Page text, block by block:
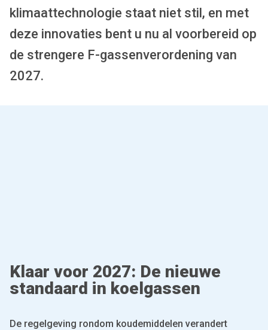
klimaattechnologie staat niet stil, en met
deze innovaties bent u nu al voorbereid op
de strengere F-gassenverordening van
2027.
Klaar voor 2027: De nieuwe
standaard in koelgassen
De regelgeving rondom koudemiddelen verandert